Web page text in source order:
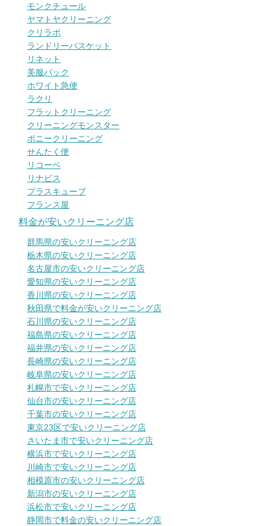
モンクチュール
ヤマトヤクリーニング
クリラボ
ランドリーバスケット
リネット
美服パック
ホワイト急便
ラクリ
フラットクリーニング
クリーニングモンスター
ポニークリーニング
せんたく便
リコーベ
リナビス
プラスキューブ
フランス屋
料金が安いクリーニング店
群馬県の安いクリーニング店
栃木県の安いクリーニング店
名古屋市の安いクリーニング店
愛知県の安いクリーニング店
香川県の安いクリーニング店
秋田県で料金が安いクリーニング店
石川県の安いクリーニング店
福島県の安いクリーニング店
福井県の安いクリーニング店
長崎県の安いクリーニング店
岐阜県の安いクリーニング店
札幌市で安いクリーニング店
仙台市の安いクリーニング店
千葉市の安いクリーニング店
東京23区で安いクリーニング店
さいたま市で安いクリーニング店
横浜市で安いクリーニング店
川崎市で安いクリーニング店
相模原市の安いクリーニング店
新潟市の安いクリーニング店
浜松市で安いクリーニング店
静岡市で料金の安いクリーニング店